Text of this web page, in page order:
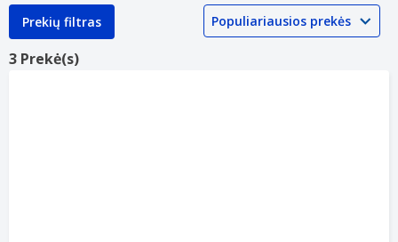
Prekių filtras
3 Prekė(s)